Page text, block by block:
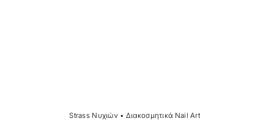
Strass Νυχιών • Διακοσμητικά Nail Art